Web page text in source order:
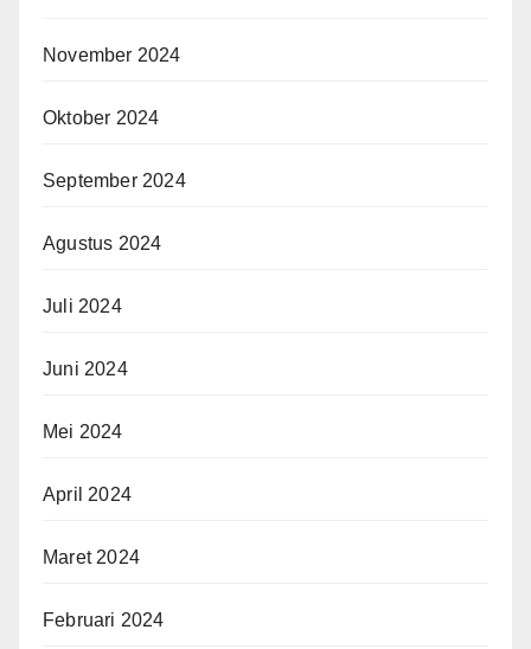
November 2024
Oktober 2024
September 2024
Agustus 2024
Juli 2024
Juni 2024
Mei 2024
April 2024
Maret 2024
Februari 2024